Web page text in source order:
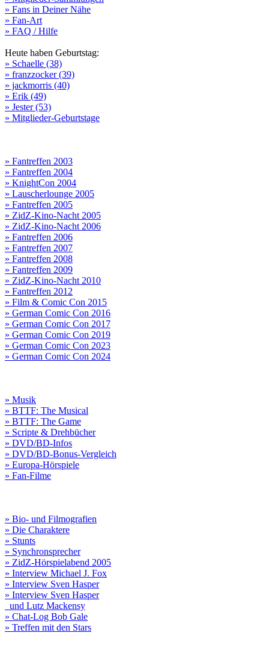
» Fans in Deiner Nähe
» Fan-Art
» FAQ / Hilfe
Heute haben Geburtstag:
» Schaelle (38)
» franzzocker (39)
» jackmorris (40)
» Erik (49)
» Jester (53)
» Mitglieder-Geburtstage
» Fantreffen 2003
» Fantreffen 2004
» KnightCon 2004
» Lauscherlounge 2005
» Fantreffen 2005
» ZidZ-Kino-Nacht 2005
» ZidZ-Kino-Nacht 2006
» Fantreffen 2006
» Fantreffen 2007
» Fantreffen 2008
» Fantreffen 2009
» ZidZ-Kino-Nacht 2010
» Fantreffen 2012
» Film & Comic Con 2015
» German Comic Con 2016
» German Comic Con 2017
» German Comic Con 2019
» German Comic Con 2023
» German Comic Con 2024
» Musik
» BTTF: The Musical
» BTTF: The Game
» Scripte & Drehbücher
» DVD/BD-Infos
» DVD/BD-Bonus-Vergleich
» Europa-Hörspiele
» Fan-Filme
» Bio- und Filmografien
» Die Charaktere
» Stunts
» Synchronsprecher
» ZidZ-Hörspielabend 2005
» Interview Michael J. Fox
» Interview Sven Hasper
» Interview Sven Hasper
und Lutz Mackensy
» Chat-Log Bob Gale
» Treffen mit den Stars